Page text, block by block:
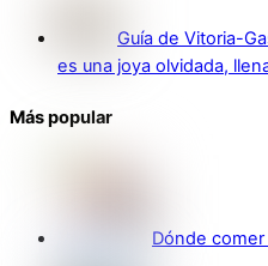
Guía de Vitoria-
es una joya olvidada,
Más popular
Dónde